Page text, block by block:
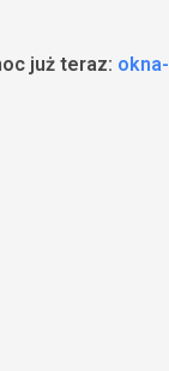
już teraz: okna-